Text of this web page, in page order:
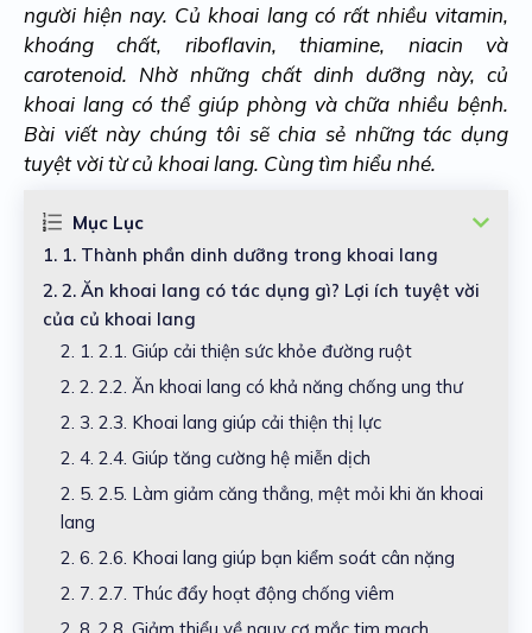
người hiện nay. Củ khoai lang có rất nhiều vitamin,
khoáng chất, riboflavin, thiamine, niacin và
carotenoid. Nhờ những chất dinh dưỡng này, củ
khoai lang có thể giúp phòng và chữa nhiều bệnh.
Bài viết này chúng tôi sẽ chia sẻ những tác dụng
tuyệt vời từ củ khoai lang. Cùng tìm hiểu nhé.
Mục Lục
1. 1. Thành phần dinh dưỡng trong khoai lang
2. 2. Ăn khoai lang có tác dụng gì? Lợi ích tuyệt vời
của củ khoai lang
2. 1. 2.1. Giúp cải thiện sức khỏe đường ruột
2. 2. 2.2. Ăn khoai lang có khả năng chống ung thư
2. 3. 2.3. Khoai lang giúp cải thiện thị lực
2. 4. 2.4. Giúp tăng cường hệ miễn dịch
2. 5. 2.5. Làm giảm căng thẳng, mệt mỏi khi ăn khoai
lang
2. 6. 2.6. Khoai lang giúp bạn kiểm soát cân nặng
2. 7. 2.7. Thúc đẩy hoạt động chống viêm